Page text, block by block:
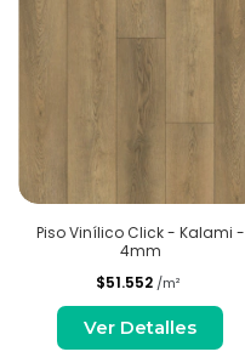
Piso Vinílico Click - Kalami -
4mm
$51.552 /m²
Ver Detalles